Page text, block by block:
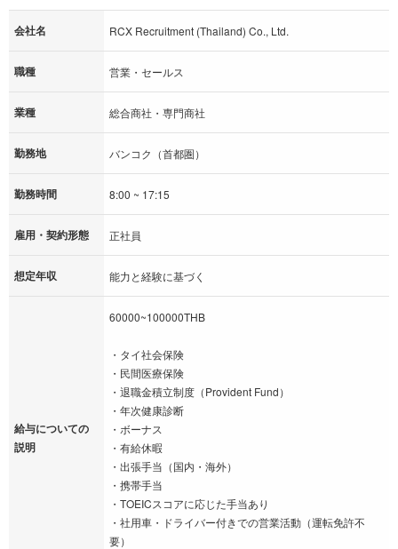
会社名 RCX Recruitment (Thailand) Co., Ltd.
職種 営業・セールス
業種 総合商社・専門商社
勤務地 バンコク（首都圏）
勤務時間 8:00 ~ 17:15
雇用・契約形態 正社員
想定年収 能力と経験に基づく
給与についての
説明
60000~100000THB
・タイ社会保険
・民間医療保険
・退職金積立制度（Provident Fund）
・年次健康診断
・ボーナス
・有給休暇
・出張手当（国内・海外）
・携帯手当
・TOEICスコアに応じた手当あり
・社用車・ドライバー付きでの営業活動（運転免許不
要）